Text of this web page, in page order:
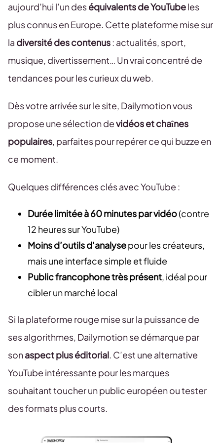
aujourd’hui l’un deséquivalents de YouTubeles
plus connus en Europe. Cette plateforme mise sur
la diversité des contenus: actualités, sport,
musique, divertissement… Un vrai concentré de
tendances pour les curieux du web.
Dès votre arrivée sur le site, Dailymotion vous
propose une sélection devidéos et chaînes
populaires, parfaites pour repérer ce qui buzze en
ce moment.
Quelques différences clés avec YouTube :
Durée limitée à 60 minutes par vidéo(contre
12 heures sur YouTube)
Moins d’outils d’analysepour les créateurs,
mais une interface simple et fluide
Public francophone très présent, idéal pour
cibler un marché local
Si la plateforme rouge mise sur la puissance de
ses algorithmes, Dailymotion se démarque par
sonaspect plus éditorial. C’est une alternative
YouTube intéressante pour les marques
souhaitant toucher un public européen ou tester
des formats plus courts.